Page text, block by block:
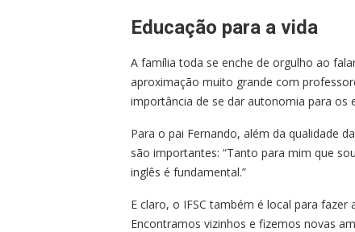
Educação para a vida
A família toda se enche de orgulho ao
aproximação muito grande com
importância de se dar autonomia para os
Para o pai Fernando, além da qualidade
são importantes: “Tanto para mim que
inglês é fundamental.”
E claro, o IFSC também é local para
Encontramos vizinhos e fizemos novas